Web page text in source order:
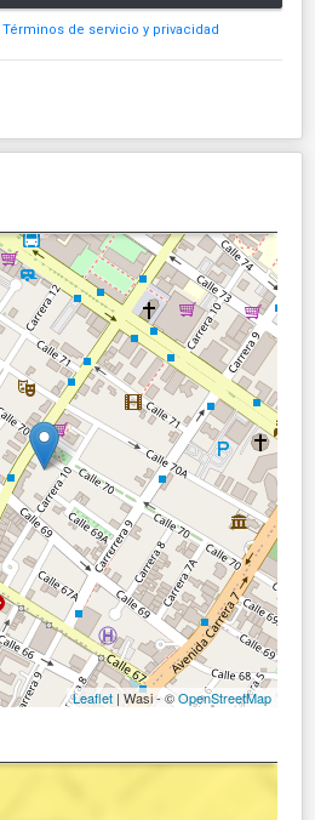
Términos de servicio y privacidad
Leaflet | Wasi - ©OpenStreetMap